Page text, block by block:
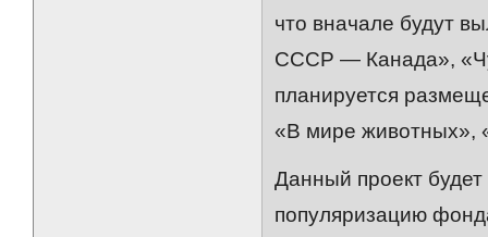
что вначале будут
СССР — Канада»,
планируется
«В мире животных»,
Данный проект
популяризацию